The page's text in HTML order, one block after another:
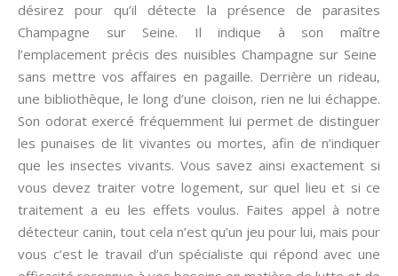
désirez pour qu’il détecte la présence de parasites
Champagne sur Seine. Il indique à son maître
l’emplacement précis des nuisibles Champagne sur Seine
sans mettre vos affaires en pagaille. Derrière un rideau,
une bibliothèque, le long d’une cloison, rien ne lui échappe.
Son odorat exercé fréquemment lui permet de distinguer
les punaises de lit vivantes ou mortes, afin de n’indiquer
que les insectes vivants. Vous savez ainsi exactement si
vous devez traiter votre logement, sur quel lieu et si ce
traitement a eu les effets voulus. Faites appel à notre
détecteur canin, tout cela n’est qu’un jeu pour lui, mais pour
vous c’est le travail d’un spécialiste qui répond avec une